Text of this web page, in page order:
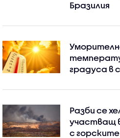
Бразилия
градуса в
Разби се
участващ
с